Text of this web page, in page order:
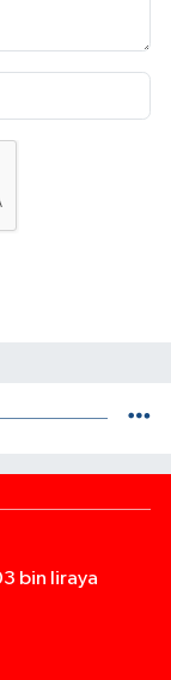
bin liraya